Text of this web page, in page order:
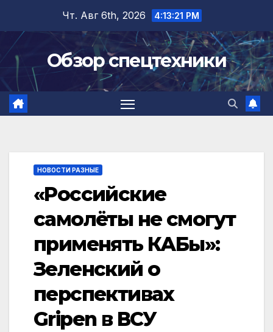
содержимому
Чт. Авг 6th, 2026 4:13:22 PM
Обзор спецтехники
НОВОСТИ РАЗНЫЕ
«Российские
самолёты не смогут
применять КАБы»:
Зеленский о
перспективах
Gripen в ВСУ